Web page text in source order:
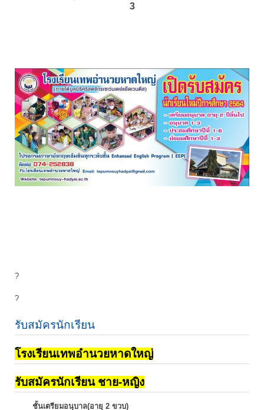
3
?
?
รับสมัครนักเรียน
โรงเรียนเทพอำนวยหาดใหญ่
รับสมัครนักเรียน ชาย-หญิง
ชั้นเตรียมอนุบาล(อายุ 2 ขวบ)